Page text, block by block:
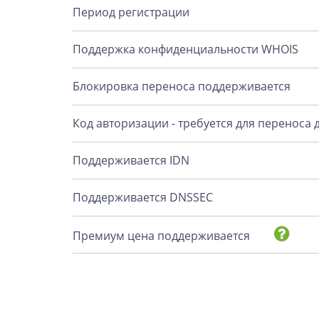
Период регистрации
Поддержка конфиденциальности WHOIS
Блокировка переноса поддерживается
Код авторизации - требуется для переноса
Поддерживается IDN
Поддерживается DNSSEC
Премиум цена поддерживается